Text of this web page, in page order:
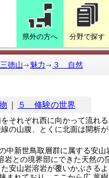
県外の方へ 分野で探す
徳山 魅力 ３ 自然
｜ ５ 修験の世界
それぞれ西に向かって流れ
の山腹、とくに北面は開析
中新世鳥取層群に属する安山
との境界部にできた天然の
安山岩溶岩が覆いかぶさる